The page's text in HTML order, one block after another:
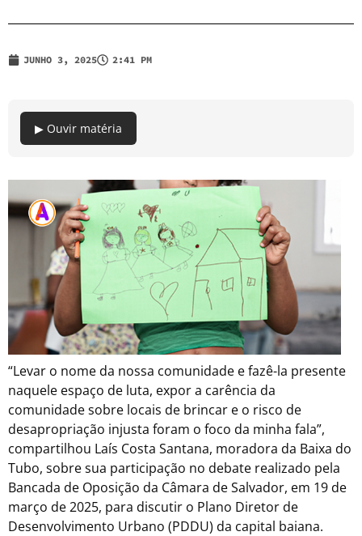
JUNHO 3, 2025 2:41 PM
▶ Ouvir matéria
“Levar o nome da nossa comunidade e fazê-la presente
naquele espaço de luta, expor a carência da
comunidade sobre locais de brincar e o risco de
desapropriação injusta foram o foco da minha fala”,
compartilhou Laís Costa Santana, moradora da Baixa do
Tubo, sobre sua participação no debate realizado pela
Bancada de Oposição da Câmara de Salvador, em 19 de
março de 2025, para discutir o Plano Diretor de
Desenvolvimento Urbano (PDDU) da capital baiana.